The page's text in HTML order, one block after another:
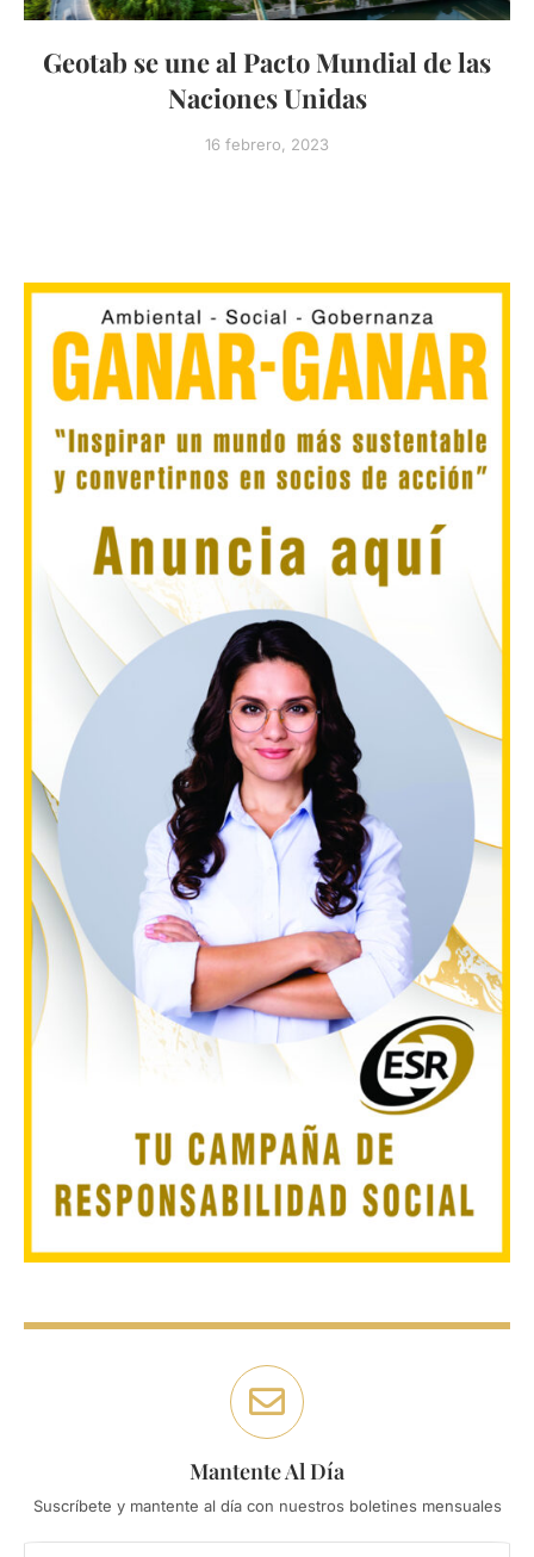
Geotab se une al Pacto Mundial de las
Naciones Unidas
16 febrero, 2023
Mantente Al Día
Suscríbete y mantente al día con nuestros boletines mensuales